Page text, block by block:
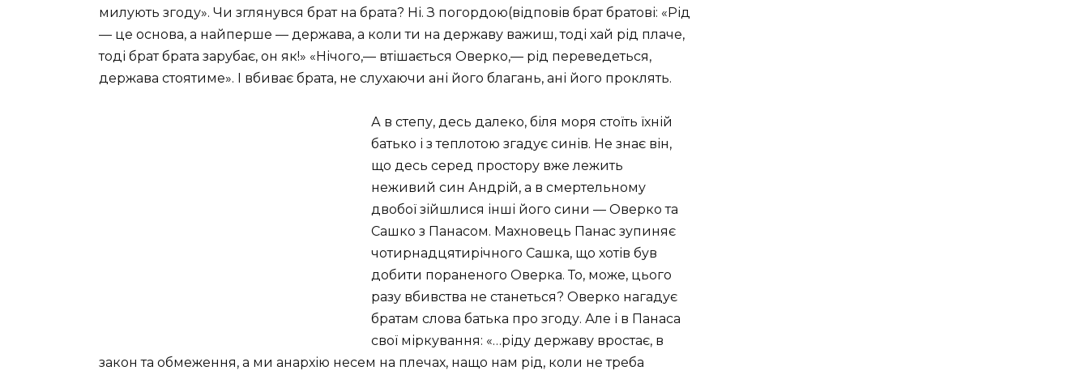
милують згоду». Чи зглянувся брат на брата? Ні. З погордою(відповів брат братові: «Рід
— це основа, а найперше — держава, а коли ти на державу важиш, тоді хай рід плаче,
тоді брат брата зарубає, он як!» «Нічого,— втішається Оверко,— рід переведеться,
держава стоятиме». І вбиває брата, не слухаючи ані його благань, ані його проклять.
А в степу, десь далеко, біля моря стоїть їхній
батько і з теплотою згадує синів. Не знає він,
що десь серед простору вже лежить
неживий син Андрій, а в смертельному
двобої зійшлися інші його сини — Оверко та
Сашко з Панасом. Махновець Панас зупиняє
чотирнадцятирічного Сашка, що хотів був
добити пораненого Оверка. То, може, цього
разу вбивства не станеться? Оверко нагадує
братам слова батька про згоду. Але і в Панаса
свої міркування: «…ріду державу вростає, в
закон та обмеження, а ми анархію несем на плечах, нащо нам рід, коли не треба